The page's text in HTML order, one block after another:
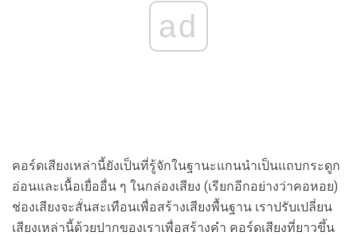
ad
คอร์ดเสียงเหล่านี้ยังเป็นที่รู้จักในฐานะแกนนำเป็นแถบกระดูก
อ่อนและเนื้อเยื่ออื่น ๆ ในกล่องเสียง (เรียกอีกอย่างว่าคอหอย)
ช่องเสียงจะสั่นสะเทือนเพื่อสร้างเสียงพื้นฐาน เราปรับเปลี่ยน
เสียงเหล่านี้ด้วยปากของเราเพื่อสร้างคำ คอร์ดเสียงที่ยาวขึ้น